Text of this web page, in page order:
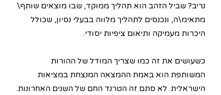
נריב? שביל הזהב הוא תהליך ממוקד, שבו מוצאים שותף\
מתאימ\ה, ונכנסים לתהליך מלווה בבעלי נסיון, שכולל
היכרות מעמיקה ותיאום ציפיות יסודי.
כשעושים את זה כמו שצריך המודל של ההורות
המשותפת הוא באמת ההמצאה המנצחת במציאות
הישראלית. לא סתם זה הטרנד החם של השנים האחרונות.